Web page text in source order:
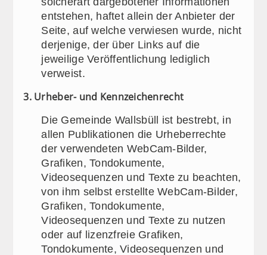
entstehen, haftet allein der Anbieter der
Seite, auf welche verwiesen wurde, nicht
derjenige, der über Links auf die
jeweilige Veröffentlichung lediglich
verweist.
3. Urheber- und Kennzeichenrecht
Die Gemeinde Wallsbüll ist bestrebt, in
allen Publikationen die Urheberrechte
der verwendeten WebCam-Bilder,
Grafiken, Tondokumente,
Videosequenzen und Texte zu beachten,
von ihm selbst erstellte WebCam-Bilder,
Grafiken, Tondokumente,
Videosequenzen und Texte zu nutzen
oder auf lizenzfreie Grafiken,
Tondokumente, Videosequenzen und